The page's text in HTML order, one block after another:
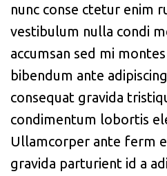
nunc conse ctetur enim
vestibulum nulla condi
accumsan sed mi
bibendum ante
consequat gravida
condimentum lobortis
Ullamcorper ante ferm
gravida parturient id a